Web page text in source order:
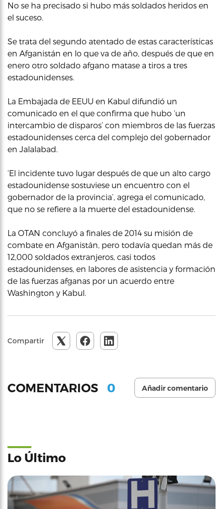
No se ha precisado si hubo más soldados heridos en
el suceso.
Se trata del segundo atentado de estas características
en Afganistán en lo que va de año, después de que en
enero otro soldado afgano matase a tiros a tres
estadounidenses.
La Embajada de EEUU en Kabul difundió un
comunicado en el que confirma que hubo ‘un
intercambio de disparos’ con miembros de las fuerzas
estadounidenses cerca del complejo del gobernador
en Jalalabad.
‘El incidente tuvo lugar después de que un alto cargo
estadounidense sostuviese un encuentro con el
gobernador de la provincia’, agrega el comunicado,
que no se refiere a la muerte del estadounidense.
La OTAN concluyó a finales de 2014 su misión de
combate en Afganistán, pero todavía quedan más de
12,000 soldados extranjeros, casi todos
estadounidenses, en labores de asistencia y formación
de las fuerzas afganas por un acuerdo entre
Washington y Kabul.
Compartir
COMENTARIOS 0 Añadir comentario
Lo Último